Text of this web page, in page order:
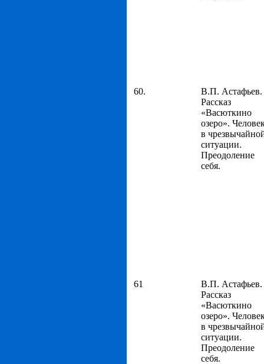
60.
В.П. Астафьев.
Рассказ
«Васюткино
озеро».
в
ситуации.
Преодоление
себя.
61
В.П. Астафьев.
Рассказ
«Васюткино
озеро».
в
ситуации.
Преодоление
себя.